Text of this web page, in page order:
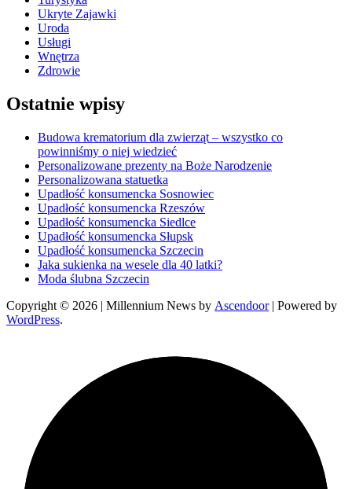
Ukryte Zajawki
Uroda
Usługi
Wnętrza
Zdrowie
Ostatnie wpisy
Budowa krematorium dla zwierząt – wszystko co
powinniśmy o niej wiedzieć
Personalizowane prezenty na Boże Narodzenie
Personalizowana statuetka
Upadłość konsumencka Sosnowiec
Upadłość konsumencka Rzeszów
Upadłość konsumencka Siedlce
Upadłość konsumencka Słupsk
Upadłość konsumencka Szczecin
Jaka sukienka na wesele dla 40 latki?
Moda ślubna Szczecin
Copyright © 2026 | Millennium News by Ascendoor| Powered by
WordPress.